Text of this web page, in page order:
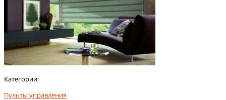
Категории:
Пульты управления